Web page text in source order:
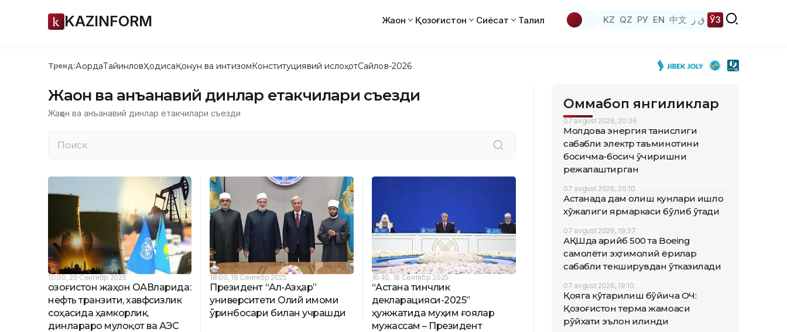
KAZINFORM Жаҳон Қозоғистон Сиёсат Таҳлил KZ QZ РУ EN 中文 ق ز ЎЗ
Тренд:АқордаТайинловҲодисаҚонун ва интизомКонституциявий ислоҳотСайлов-2026
Жаҳон ва анъанавий динлар етакчилари съезди
Жаҳон ва анъанавий динлар етакчилари съезди
10:00, 20 Сентябр 2025
Қозоғистон жаҳон ОАВларида:
нефть транзити, хавфсизлик
соҳасида ҳамкорлик,
динлараро мулоқот ва АЭС
18:00, 18 Сентябр 2025
Президент “Ал-Азҳар”
университети Олий имоми
ўринбосари билан учрашди
16:40, 18 Сентябр 2025
“Астана тинчлик
декларацияси-2025”
ҳужжатида муҳим ғоялар
мужассам – Президент
Оммабоп янгиликлар
07 avgust 2026, 20:36
Молдова энергия танқислиги
сабабли электр таъминотини
босқичма-босқич ўчиришни
режалаштирган
07 avgust 2026, 20:10
Астанада дам олиш кунлари қишлоқ
хўжалиги ярмаркаси бўлиб ўтади
07 avgust 2026, 19:37
АҚШда қарийб 500 та Boeing
самолёти эҳтимолий ёриқлар
сабабли текширувдан ўтказилади
07 avgust 2026, 19:10
Қояга кўтарилиш бўйича ОЧ:
Қозоғистон терма жамоаси
рўйхати эълон қилинди